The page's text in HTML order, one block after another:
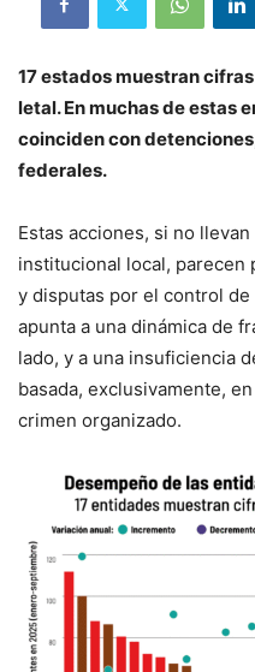
17 estados muestran
letal. En muchas de estas
coinciden con
federales.
Estas acciones, si no
institucional local, parecen
y disputas por el control
apunta a una dinámica de
lado, y a una insuficiencia
basada, exclusivamente,
crimen organizado.